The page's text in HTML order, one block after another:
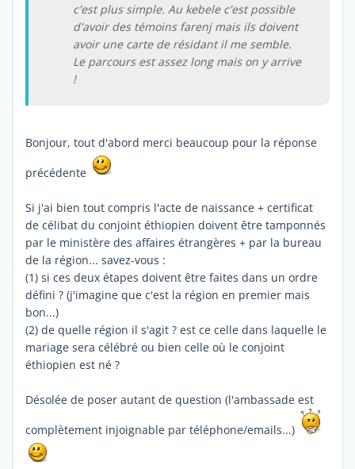
c'est plus simple. Au kebele c'est possible
d'avoir des témoins farenj mais ils doivent
avoir une carte de résidant il me semble.
Le parcours est assez long mais on y arrive
!
Bonjour, tout d'abord merci beaucoup pour la réponse
précédente
Si j'ai bien tout compris l'acte de naissance + certificat
de célibat du conjoint éthiopien doivent être tamponnés
par le ministère des affaires étrangères + par la bureau
de la région... savez-vous :
(1) si ces deux étapes doivent être faites dans un ordre
défini ? (j'imagine que c'est la région en premier mais
bon...)
(2) de quelle région il s'agit ? est ce celle dans laquelle le
mariage sera célébré ou bien celle où le conjoint
éthiopien est né ?
Désolée de poser autant de question (l'ambassade est
complètement injoignable par téléphone/emails...)